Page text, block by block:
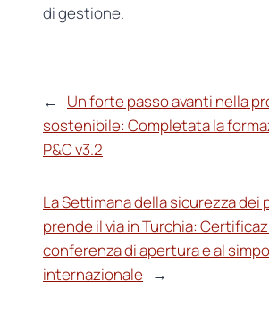
di gestione.
←
Un forte passo avanti nella
sostenibile: Completata la
P&C v3.2
La Settimana della sicurezza dei
prende il via in Turchia:
conferenza di apertura e al
internazionale
→